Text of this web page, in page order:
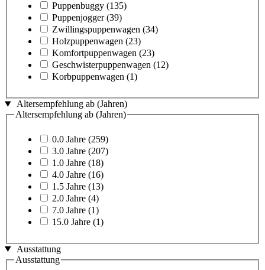
Puppenbuggy (135)
Puppenjogger (39)
Zwillingspuppenwagen (34)
Holzpuppenwagen (23)
Komfortpuppenwagen (23)
Geschwisterpuppenwagen (12)
Korbpuppenwagen (1)
Altersempfehlung ab (Jahren)
Altersempfehlung ab (Jahren)
0.0 Jahre (259)
3.0 Jahre (207)
1.0 Jahre (18)
4.0 Jahre (16)
1.5 Jahre (13)
2.0 Jahre (4)
7.0 Jahre (1)
15.0 Jahre (1)
Ausstattung
Ausstattung